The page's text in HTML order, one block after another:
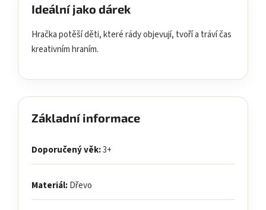
Ideální jako dárek
Hračka potěší děti, které rády objevují, tvoří a tráví čas
kreativním hraním.
Základní informace
Doporučený věk:3+
Materiál:Dřevo